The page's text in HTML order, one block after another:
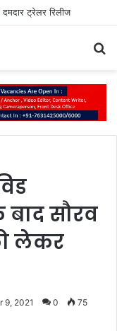
बाद सौरव
लेकर
9, 2021 0 75